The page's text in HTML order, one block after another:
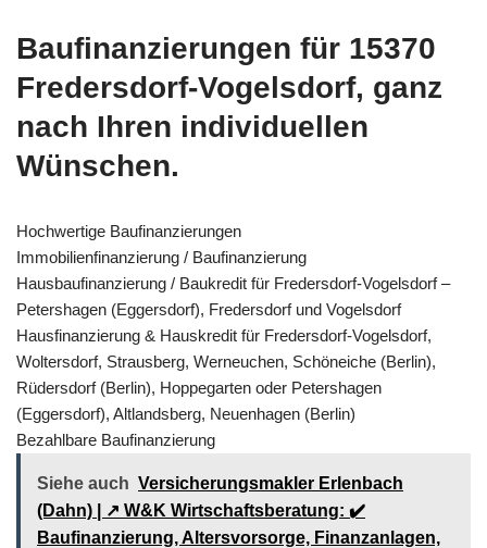
Baufinanzierungen für 15370
Fredersdorf-Vogelsdorf, ganz
nach Ihren individuellen
Wünschen.
Hochwertige Baufinanzierungen
Immobilienfinanzierung / Baufinanzierung
Hausbaufinanzierung / Baukredit für Fredersdorf-Vogelsdorf –
Petershagen (Eggersdorf), Fredersdorf und Vogelsdorf
Hausfinanzierung & Hauskredit für Fredersdorf-Vogelsdorf,
Woltersdorf, Strausberg, Werneuchen, Schöneiche (Berlin),
Rüdersdorf (Berlin), Hoppegarten oder Petershagen
(Eggersdorf), Altlandsberg, Neuenhagen (Berlin)
Bezahlbare Baufinanzierung
Siehe auch Versicherungsmakler Erlenbach
(Dahn) | ↗️ W&K Wirtschaftsberatung: ✔️
Baufinanzierung, Altersvorsorge, Finanzanlagen,